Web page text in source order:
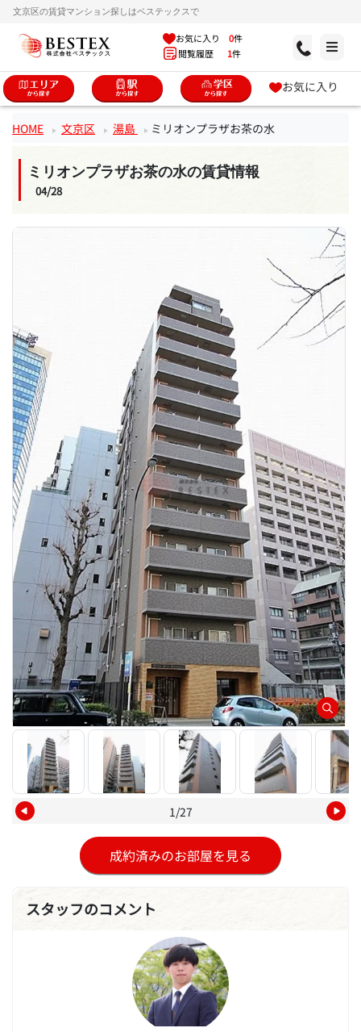
文京区の賃貸マンション探しはベステックスで
お気に入り 0件
閲覧履歴 1件
お気に入り
HOME 文京区 湯島 ミリオンプラザお茶の水
ミリオンプラザお茶の水の賃貸情報
04/28
1/27
成約済みのお部屋を見る
スタッフのコメント